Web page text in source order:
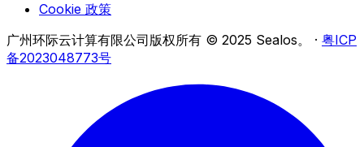
Cookie 政策
广州环际云计算有限公司版权所有 © 2025 Sealos。
· 粤ICP
备2023048773号